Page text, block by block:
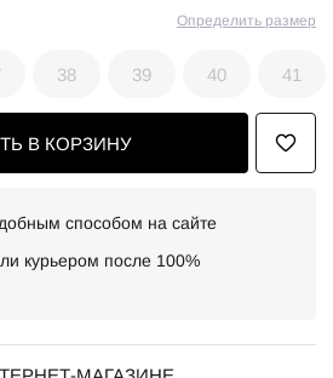
Определить размер
38 39 40 41
В КОРЗИНУ
способом на сайте
курьером после 100%